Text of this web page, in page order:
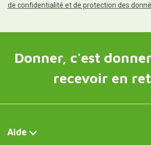
de confidentialité et de protection des
Donner, c'est
recevoir en
Aide